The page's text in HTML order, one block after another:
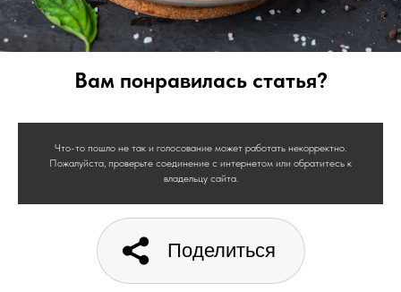
Вам понравилась статья?
Что-то пошло не так и голосование может работать некорректно.
Пожалуйста, проверьте соединение с интернетом или обратитесь к
владельцу сайта.
Поделиться